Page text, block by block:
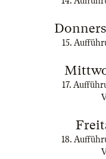
15.
17.
18.